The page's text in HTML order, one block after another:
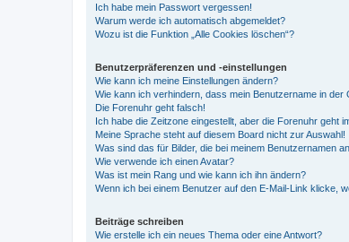
Ich habe mein Passwort vergessen!
Warum werde ich automatisch abgemeldet?
Wozu ist die Funktion „Alle Cookies löschen“?
Benutzerpräferenzen und -einstellungen
Wie kann ich meine Einstellungen ändern?
Wie kann ich verhindern, dass mein Benutzername in der
Die Forenuhr geht falsch!
Ich habe die Zeitzone eingestellt, aber die Forenuhr geht
Meine Sprache steht auf diesem Board nicht zur Auswahl!
Was sind das für Bilder, die bei meinem Benutzernamen
Wie verwende ich einen Avatar?
Was ist mein Rang und wie kann ich ihn ändern?
Wenn ich bei einem Benutzer auf den E-Mail-Link klicke,
Beiträge schreiben
Wie erstelle ich ein neues Thema oder eine Antwort?